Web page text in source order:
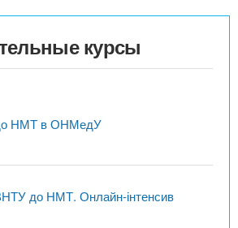
курсы
до НМТ в ОНМедУ
ВНТУ до НМТ. Онлайн-інтенсив